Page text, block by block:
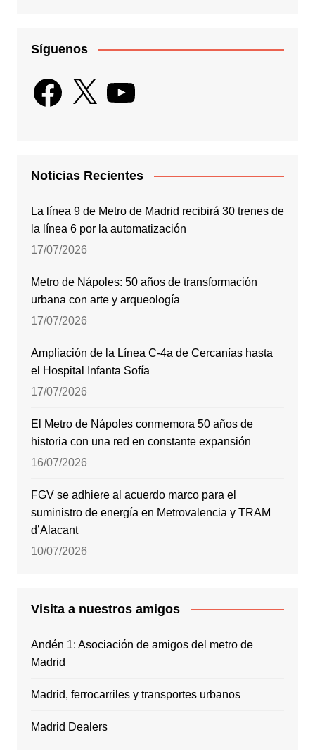
Síguenos
Facebook
X YouTube
Noticias Recientes
La línea 9 de Metro de Madrid recibirá 30 trenes de
la línea 6 por la automatización
17/07/2026
Metro de Nápoles: 50 años de transformación
urbana con arte y arqueología
17/07/2026
Ampliación de la Línea C-4a de Cercanías hasta
el Hospital Infanta Sofía
17/07/2026
El Metro de Nápoles conmemora 50 años de
historia con una red en constante expansión
16/07/2026
FGV se adhiere al acuerdo marco para el
suministro de energía en Metrovalencia y TRAM
d’Alacant
10/07/2026
Visita a nuestros amigos
Andén 1: Asociación de amigos del metro de
Madrid
Madrid, ferrocarriles y transportes urbanos
Madrid Dealers